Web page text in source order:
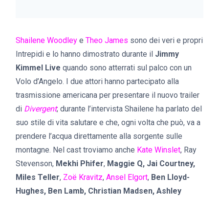
Shailene Woodley e Theo James sono dei veri e propri
Intrepidi e lo hanno dimostrato durante il Jimmy
Kimmel Live quando sono atterrati sul palco con un
Volo d’Angelo. I due attori hanno partecipato alla
trasmissione americana per presentare il nuovo trailer
di Divergent; durante l’intervista Shailene ha parlato del
suo stile di vita salutare e che, ogni volta che può, va a
prendere l’acqua direttamente alla sorgente sulle
montagne. Nel cast troviamo anche Kate Winslet, Ray
Stevenson, Mekhi Phifer, Maggie Q, Jai Courtney,
Miles Teller, Zoë Kravitz, Ansel Elgort, Ben Lloyd-
Hughes, Ben Lamb, Christian Madsen, Ashley